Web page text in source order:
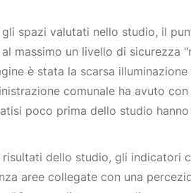
spazi valutati nello studio, il
massimo un livello di sicurezza
è stata la scarsa
comunale ha avuto
poco prima dello studio
dello studio, gli indicatori
aree collegate con una